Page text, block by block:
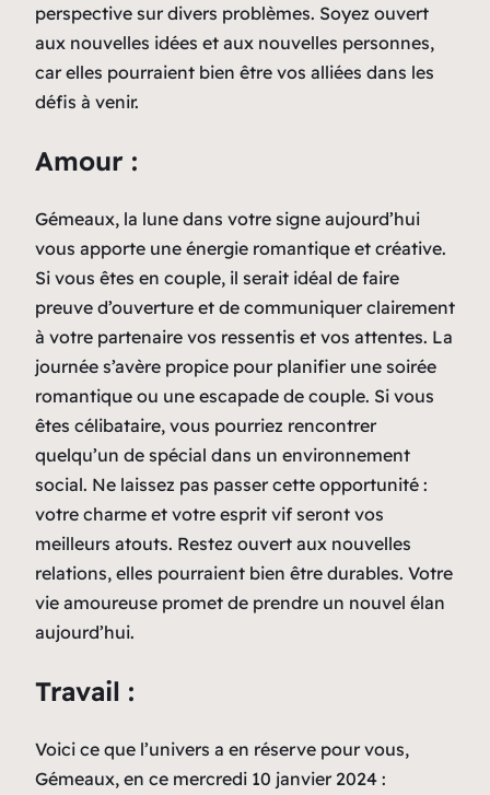
perspective sur divers problèmes. Soyez ouvert
aux nouvelles idées et aux nouvelles personnes,
car elles pourraient bien être vos alliées dans les
défis à venir.
Amour :
Gémeaux, la lune dans votre signe aujourd’hui
vous apporte une énergie romantique et créative.
Si vous êtes en couple, il serait idéal de faire
preuve d’ouverture et de communiquer clairement
à votre partenaire vos ressentis et vos attentes. La
journée s’avère propice pour planifier une soirée
romantique ou une escapade de couple. Si vous
êtes célibataire, vous pourriez rencontrer
quelqu’un de spécial dans un environnement
social. Ne laissez pas passer cette opportunité :
votre charme et votre esprit vif seront vos
meilleurs atouts. Restez ouvert aux nouvelles
relations, elles pourraient bien être durables. Votre
vie amoureuse promet de prendre un nouvel élan
aujourd’hui.
Travail :
Voici ce que l’univers a en réserve pour vous,
Gémeaux, en ce mercredi 10 janvier 2024 :